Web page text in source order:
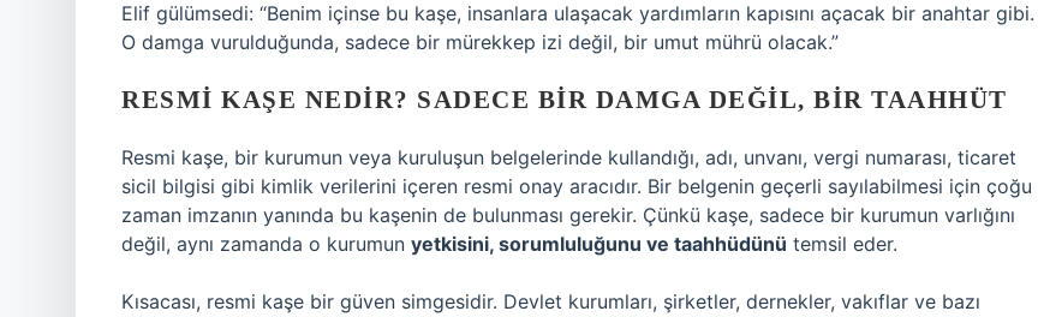
Elif gülümsedi: “Benim içinse bu kaşe, insanlara ulaşacak yardımların kapısını açacak bir anahtar gibi.
O damga vurulduğunda, sadece bir mürekkep izi değil, bir umut mührü olacak.”
RESMI KAŞE NEDIR? SADECE BIR DAMGA DEĞIL, BIR TAAHHÜT
Resmi kaşe, bir kurumun veya kuruluşun belgelerinde kullandığı, adı, unvanı, vergi numarası, ticaret
sicil bilgisi gibi kimlik verilerini içeren resmi onay aracıdır. Bir belgenin geçerli sayılabilmesi için çoğu
zaman imzanın yanında bu kaşenin de bulunması gerekir. Çünkü kaşe, sadece bir kurumun varlığını
değil, aynı zamanda o kurumun yetkisini, sorumluluğunu ve taahhüdünü temsil eder.
Kısacası, resmi kaşe bir güven simgesidir. Devlet kurumları, şirketler, dernekler, vakıflar ve bazı